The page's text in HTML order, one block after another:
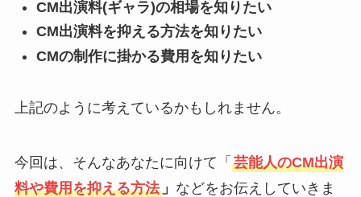
CM出演料(ギャラ)の相場を知りたい
CM出演料を抑える方法を知りたい
CMの制作に掛かる費用を知りたい
上記のように考えているかもしれません。
今回は、そんなあなたに向けて「 芸能人のCM出演
料や費用を抑える方法」 などをお伝えしていきま